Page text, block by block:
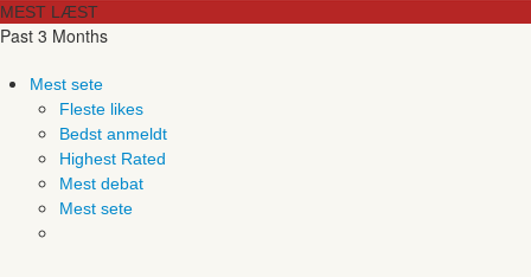
MEST LÆST
Past 3 Months
Mest sete
Fleste likes
Bedst anmeldt
Highest Rated
Mest debat
Mest sete